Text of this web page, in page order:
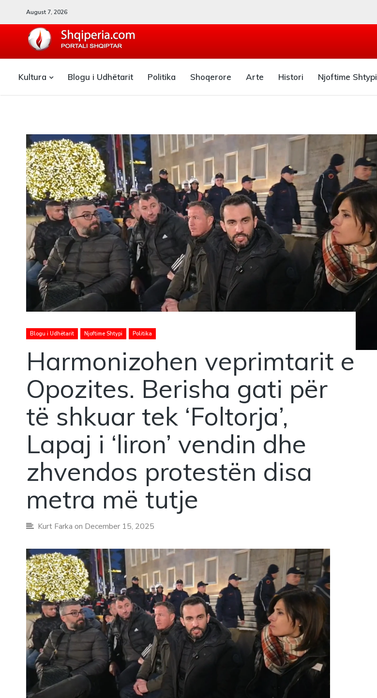
August 7, 2026
Kultura Blogu i Udhëtarit Politika Shoqerore Arte Histori Njoftime Shtypi
Blogu i Udhëtarit Njoftime Shtypi Politika
Harmonizohen veprimtarit e
Opozites. Berisha gati për
të shkuar tek ‘Foltorja’,
Lapaj i ‘liron’ vendin dhe
zhvendos protestën disa
metra më tutje
Kurt Farka on December 15, 2025